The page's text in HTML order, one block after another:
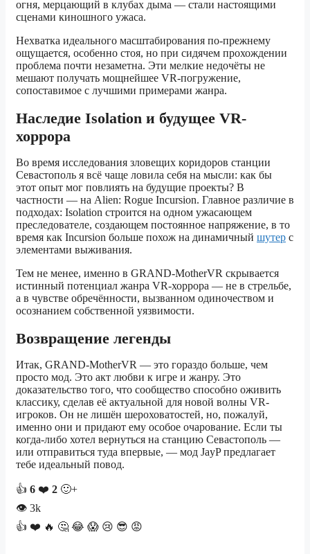
огня, мерцающий в клубах дыма — стали настоящими
сценами киношного ужаса.
Нехватка идеального масштабирования по-прежнему
ощущается, особенно стоя, но при сидячем прохождении
проблема почти незаметна. Эти мелкие недочёты не
мешают получать мощнейшее VR-погружение,
сопоставимое с лучшими примерами жанра.
Наследие Isolation и будущее VR-
хоррора
Во время исследования зловещих коридоров станции
Севастополь я всё чаще ловила себя на мысли: как бы
этот опыт мог повлиять на будущие проекты? В
частности — на Alien: Rogue Incursion. Главное различие в
подходах: Isolation строится на одном ужасающем
преследователе, создающем постоянное напряжение, в то
время как Incursion больше похож на динамичный шутер с
элементами выживания.
Тем не менее, именно в GRAND-MotherVR скрывается
истинный потенциал жанра VR-хоррора — не в стрельбе,
а в чувстве обречённости, вызванном одиночеством и
осознанием собственной уязвимости.
Возвращение легенды
Итак, GRAND-MotherVR — это гораздо больше, чем
просто мод. Это акт любви к игре и жанру. Это
доказательство того, что сообщество способно оживить
классику, сделав её актуальной для новой волны VR-
игроков. Он не лишён шероховатостей, но, пожалуй,
именно они и придают ему особое очарование. Если ты
когда-либо хотел вернуться на станцию Севастополь —
или отправиться туда впервые, — мод JayP предлагает
тебе идеальный повод.
👍 6 ❤️ 2 🙂+
👁 3k
👍 ❤️ 🔥 🤔 😂 😱 😢 😎 😡